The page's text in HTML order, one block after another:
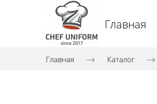
Главная
Главная Каталог